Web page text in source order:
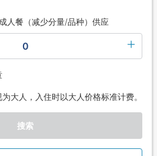
人餐（减少分量/品种）供应
0
大人，入住时以大人价格标准计费。
搜索